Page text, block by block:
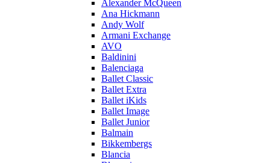
Alexander McQueen
Ana Hickmann
Andy Wolf
Armani Exchange
AVO
Baldinini
Balenciaga
Ballet Classic
Ballet Extra
Ballet iKids
Ballet Image
Ballet Junior
Balmain
Bikkembergs
Blancia